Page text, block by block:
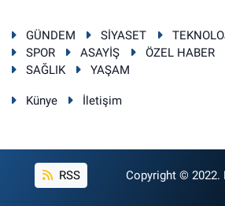
GÜNDEM SİYASET
SPOR
ASAYİŞ ÖZEL HABER
SAĞLIK
YAŞAM
Künye İletişim
RSS Copyright © 2022.